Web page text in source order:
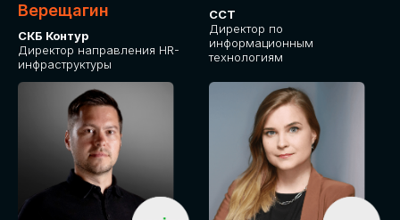
Верещагин
СКБ Контур
Директор направления HR-
инфраструктуры
ССТ
Директор по
информационным
технологиям